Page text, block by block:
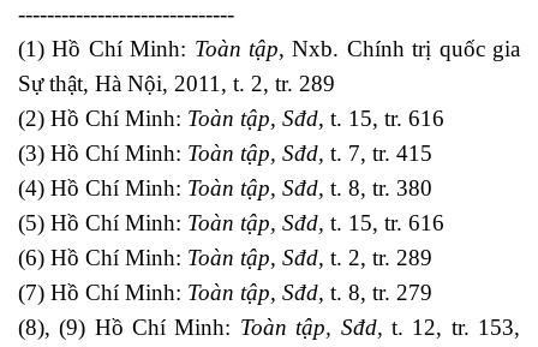
------------------------------
(1) Hồ Chí Minh: Toàn tập, Nxb. Chính trị quốc gia
Sự thật, Hà Nội, 2011, t. 2, tr. 289
(2) Hồ Chí Minh: Toàn tập, Sđd, t. 15, tr. 616
(3) Hồ Chí Minh: Toàn tập, Sđd, t. 7, tr. 415
(4) Hồ Chí Minh: Toàn tập, Sđd, t. 8, tr. 380
(5) Hồ Chí Minh: Toàn tập, Sđd, t. 15, tr. 616
(6) Hồ Chí Minh: Toàn tập, Sđd, t. 2, tr. 289
(7) Hồ Chí Minh: Toàn tập, Sđd, t. 8, tr. 279
(8), (9) Hồ Chí Minh: Toàn tập, Sđd, t. 12, tr. 153,